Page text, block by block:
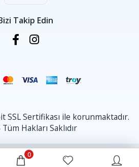
Takip Edin
Sertifikası ile korunmaktadır.
Hakları Saklıdır
0